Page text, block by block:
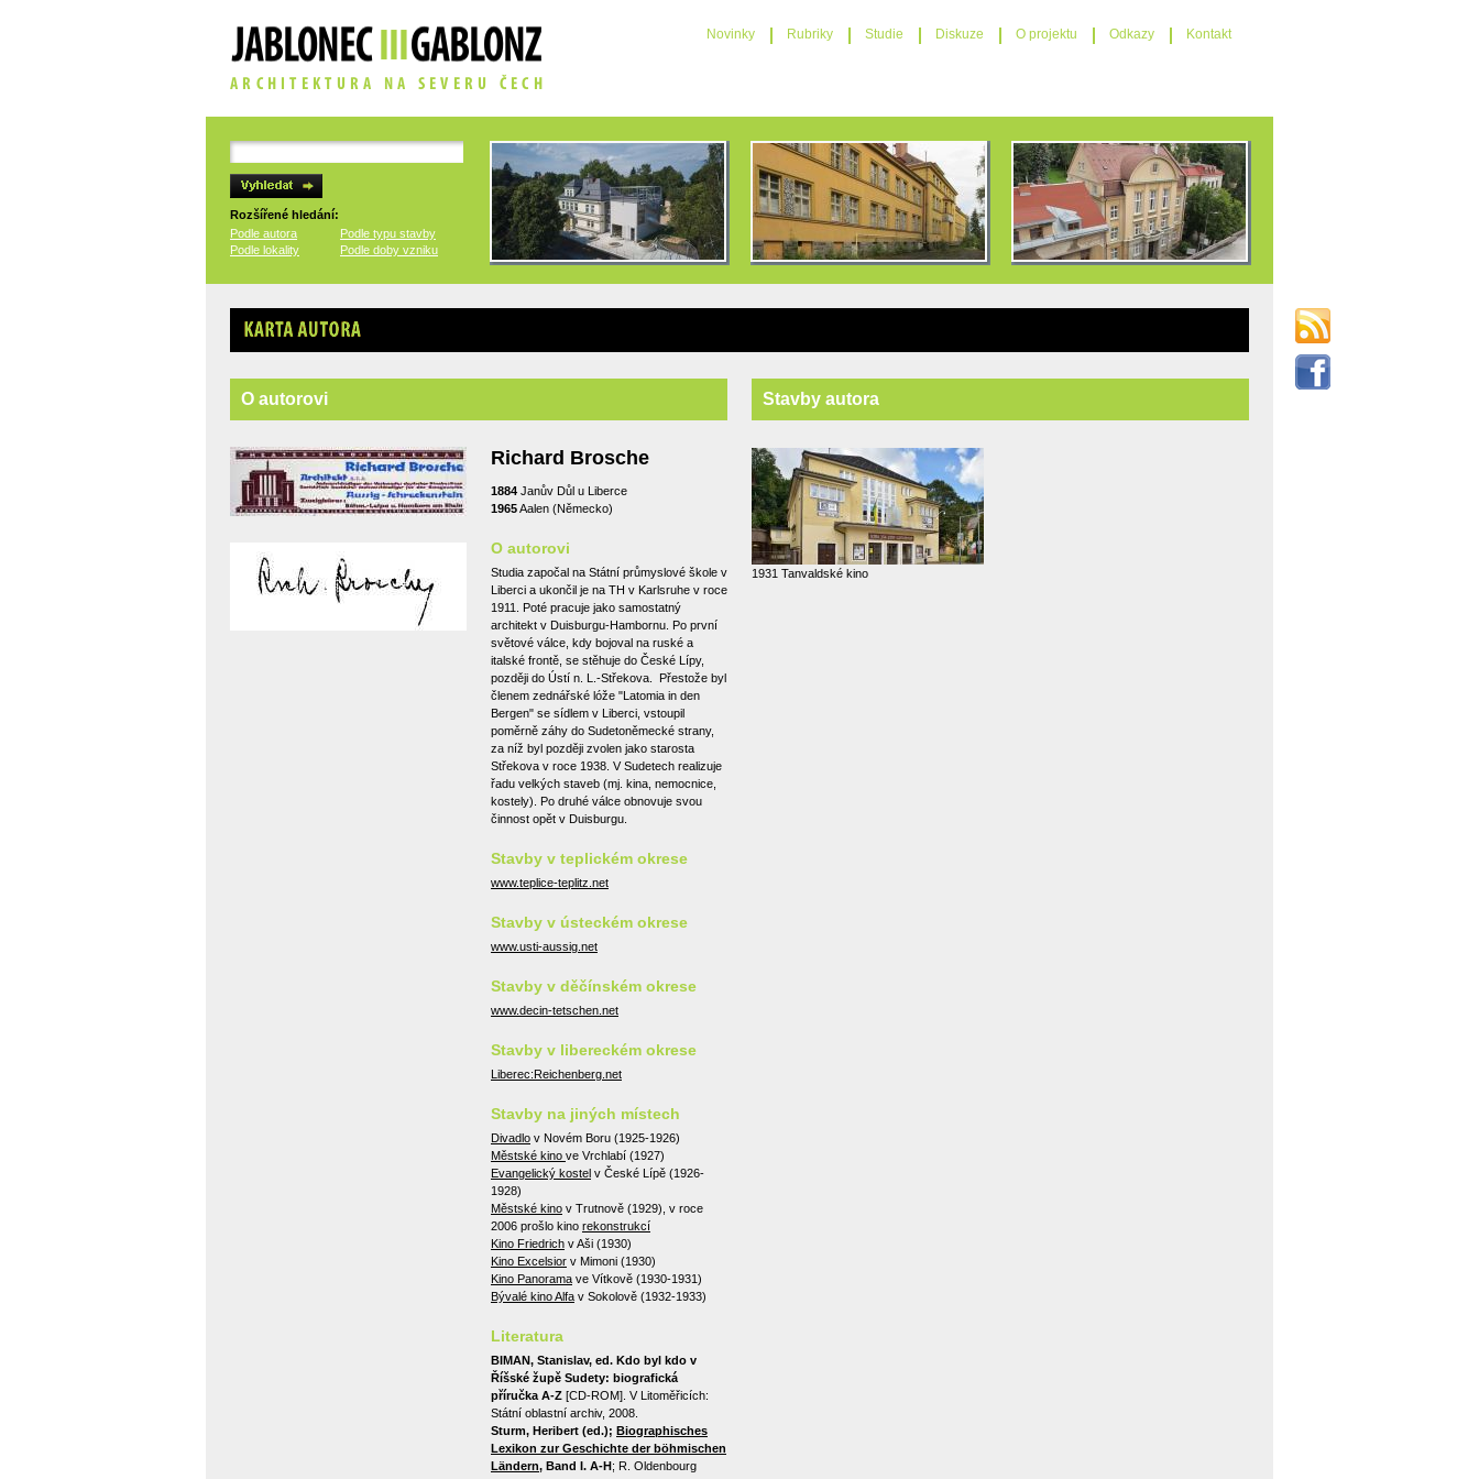
Novinky Rubriky Studie Diskuze O projektu Odkazy Kontakt
Rozšířené hledání:
Podle autora
Podle typu stavby
Podle lokality
Podle doby vzniku
Karta autora
O autorovi
Richard Brosche
1884 Janův Důl u Liberce
1965Aalen (Německo)
O autorovi
Studia započal na Státní průmyslové škole v
Liberci a ukončil je na TH v Karlsruhe v roce
1911. Poté pracuje jako samostatný
architekt v Duisburgu-Hambornu. Po první
světové válce, kdy bojoval na ruské a
italské frontě, se stěhuje do České Lípy,
později do Ústí n. L.-Střekova. Přestože byl
členem zednářské lóže "Latomia in den
Bergen" se sídlem v Liberci, vstoupil
poměrně záhy do Sudetoněmecké strany,
za níž byl později zvolen jako starosta
Střekova v roce 1938. V Sudetech realizuje
řadu velkých staveb (mj. kina, nemocnice,
kostely). Po druhé válce obnovuje svou
činnost opět v Duisburgu.
Stavby v teplickém okrese
www.teplice-teplitz.net
Stavby v ústeckém okrese
www.usti-aussig.net
Stavby v děčínském okrese
www.decin-tetschen.net
Stavby v libereckém okrese
Liberec:Reichenberg.net
Stavby na jiných místech
Divadlo v Novém Boru (1925-1926)
Městské kino ve Vrchlabí (1927)
Evangelický kostel v České Lípě (1926-
1928)
Městské kino v Trutnově (1929), v roce
2006 prošlo kino rekonstrukcí
Kino Friedrich v Aši (1930)
Kino Excelsior v Mimoni (1930)
Kino Panorama ve Vítkově (1930-1931)
Bývalé kino Alfa v Sokolově (1932-1933)
Literatura
BIMAN, Stanislav, ed. Kdo byl kdo v
Říšské župě Sudety: biografická
příručka A-Z [CD-ROM]. V Litoměřicích:
Státní oblastní archiv, 2008.
Sturm, Heribert (ed.); Biographisches
Lexikon zur Geschichte der böhmischen
Ländern, Band I. A-H; R. Oldenbourg
Stavby autora
1931 Tanvaldské kino